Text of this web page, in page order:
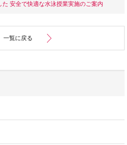
た 安全で快適な水泳授業実施のご案内
一覧に戻る